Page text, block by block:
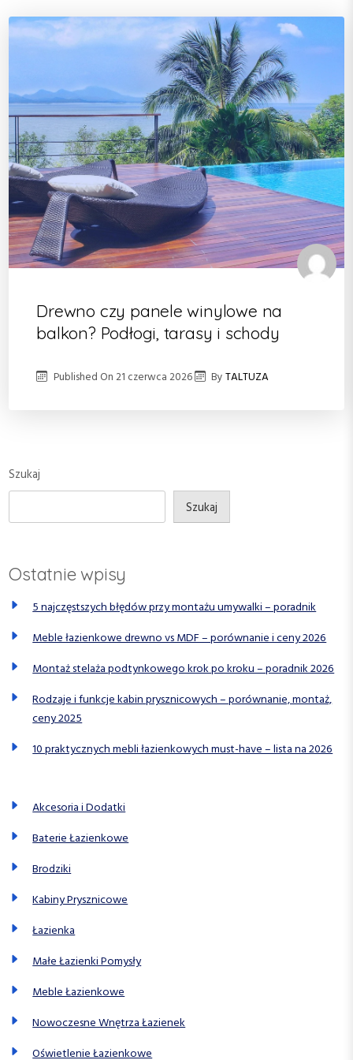
Drewno czy panele winylowe na
balkon? Podłogi, tarasy i schody
Published On21 czerwca 2026 ByTALTUZA
Szukaj
Szukaj
Ostatnie wpisy
5 najczęstszych błędów przy montażu umywalki – poradnik
Meble łazienkowe drewno vs MDF – porównanie i ceny 2026
Montaż stelaża podtynkowego krok po kroku – poradnik 2026
Rodzaje i funkcje kabin prysznicowych – porównanie, montaż,
ceny 2025
10 praktycznych mebli łazienkowych must-have – lista na 2026
Akcesoria i Dodatki
Baterie Łazienkowe
Brodziki
Kabiny Prysznicowe
Łazienka
Małe Łazienki Pomysły
Meble Łazienkowe
Nowoczesne Wnętrza Łazienek
Oświetlenie Łazienkowe